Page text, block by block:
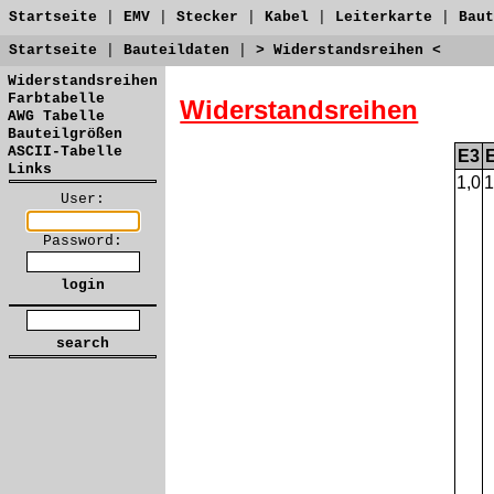
Startseite EMV Stecker Kabel Leiterkarte
Startseite
Bauteildaten
> Widerstandsreihen <
Widerstandsreihen
Farbtabelle
AWG Tabelle
Bauteilgrößen
ASCII-Tabelle
Links
User:
Password:
Widerstandsreihen
E3
1,0